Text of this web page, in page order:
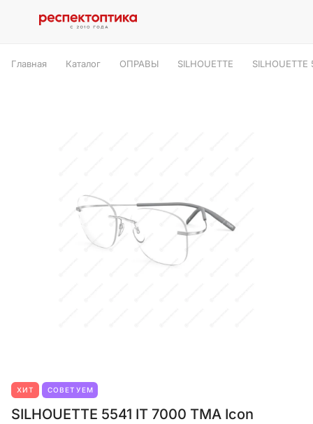
Главная Каталог ОПРАВЫ SILHOUETTE
ХИТ СОВЕТУЕМ
SILHOUETTE 5541 IT 7000 TMA Icon